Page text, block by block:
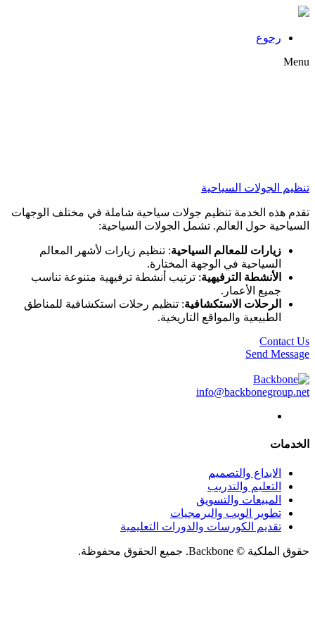
رجوع
Menu
تنظيم الجولات السياحية
تقدم هذه الخدمة تنظيم جولات سياحية شاملة في مختلف الوجهات
السياحية حول العالم. تشمل الجولات السياحية:
زيارات للمعالم السياحية: تنظيم زيارات لأشهر المعالم
السياحية في الوجهة المختارة.
الأنشطة الترفيهية: ترتيب أنشطة ترفيهية متنوعة تناسب
جميع الأعمار.
الرحلات الاستكشافية: تنظيم رحلات استكشافية للمناطق
الطبيعية والمواقع التاريخية.
Contact Us
Send Message
info@backbonegroup.net
الخدمات
الابداع والتصميم
التعليم والتدريب
المبيعات والتسويق
تطوير الويب والبرمجيات
تقديم الكورسات والدورات التعليمية
حقوق الملكية © Backbone. جميع الحقوق محفوظة.